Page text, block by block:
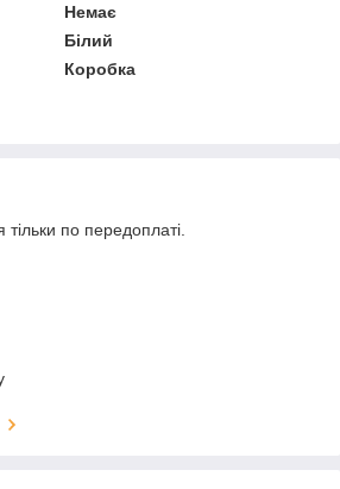
Немає
Білий
Коробка
тільки по передоплаті.